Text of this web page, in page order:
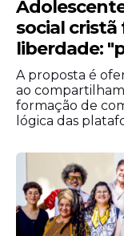
social cristã
liberdade:
A proposta é
ao
formação de
lógica das